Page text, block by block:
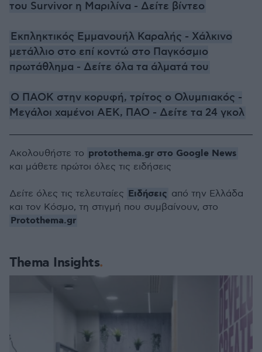
του Survivor η Μαριλίνα - Δείτε βίντεο
Eκπληκτικός Εμμανουήλ Καραλής - Χάλκινο
μετάλλιο στο επί κοντώ στο Παγκόσμιο
πρωτάθλημα - Δείτε όλα τα άλματά του
Ο ΠΑΟΚ στην κορυφή, τρίτος ο Ολυμπιακός -
Μεγάλοι χαμένοι ΑΕΚ, ΠΑΟ - Δείτε τα 24 γκολ
Thema Insights
Ακολουθήστε το protothema.gr στο Google News
και μάθετε πρώτοι όλες τις ειδήσεις
Δείτε όλες τις τελευταίες Ειδήσεις από την Ελλάδα
και τον Κόσμο, τη στιγμή που συμβαίνουν, στο
Protothema.gr